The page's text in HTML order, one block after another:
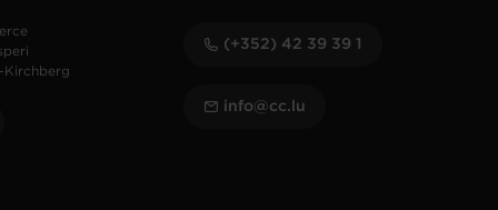
Kirchberg
(+352) 42 39 39 1
info@cc.lu